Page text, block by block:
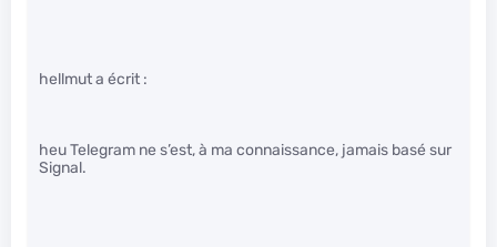
hellmut a écrit :
heu Telegram ne s’est, à ma connaissance, jamais basé sur
Signal.